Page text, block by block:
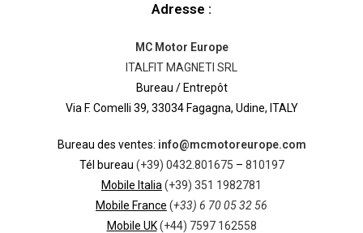
Adresse :
MC Motor Europe
ITALFIT MAGNETI SRL
Bureau / Entrepôt
Via F. Comelli 39, 33034 Fagagna, Udine, ITALY
Bureau des ventes: info@mcmotoreurope.com
Tél bureau (+39) 0432.801675 – 810197
Mobile Italia (+39) 351 1982781
Mobile France (+33) 6 70 05 32 56
Mobile UK(+44) 7597 162558